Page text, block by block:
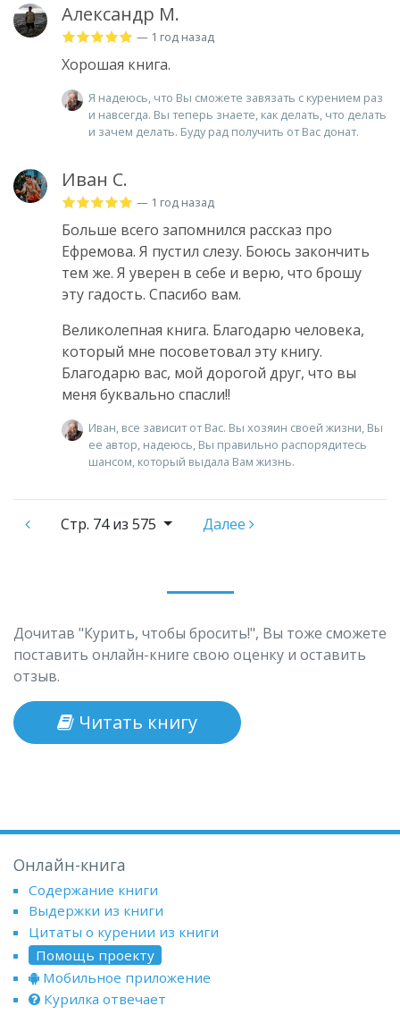
Александр М.
— 1 год назад
Хорошая книга.
Я надеюсь, что Вы сможете завязать с курением раз
и навсегда. Вы теперь знаете, как делать, что делать
и зачем делать. Буду рад получить от Вас донат.
Иван С.
— 1 год назад
Больше всего запомнился рассказ про
Ефремова. Я пустил слезу. Боюсь закончить
тем же. Я уверен в себе и верю, что брошу
эту гадость. Спасибо вам.
Великолепная книга. Благодарю человека,
который мне посоветовал эту книгу.
Благодарю вас, мой дорогой друг, что вы
меня буквально спасли!!
Иван, все зависит от Вас. Вы хозяин своей жизни, Вы
ее автор, надеюсь, Вы правильно распорядитесь
шансом, который выдала Вам жизнь.
Стр. 74 из 575 Далее
Дочитав "Курить, чтобы бросить!", Вы тоже сможете
поставить онлайн-книге свою оценку и оставить
отзыв.
Читать книгу
Онлайн-книга
Содержание книги
Выдержки из книги
Цитаты о курении из книги
Помощь проекту
Мобильное приложение
Курилка отвечает